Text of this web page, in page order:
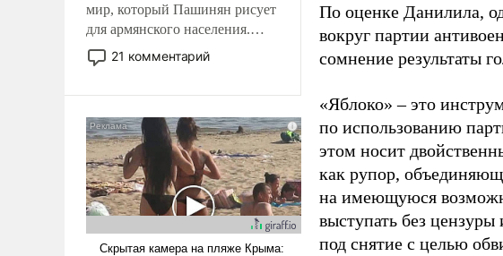
мир, который Пашинян рисует
для армянского населения.
Мир, где политические
прожекты будут безусловно
налогоплательщиков и где
Еревану за свои поступки не
нужно отвечать.
21 комментарий
По оценке Данилила,
вокруг партии
сомнение результаты
«Яблоко» – это
по использованию
этом носит
как рупор,
на имеющуюся
выступать без
под снятие с целью